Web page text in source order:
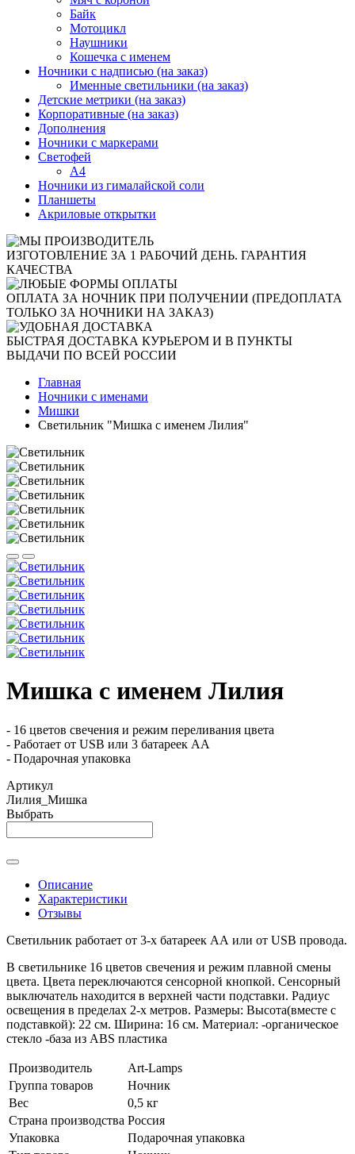
Байк
Мотоцикл
Наушники
Кошечка с именем
Ночники с надписью (на заказ)
Именные светильники (на заказ)
Детские метрики (на заказ)
Корпоративные (на заказ)
Дополнения
Ночники с маркерами
Светофей
А4
Ночники из гималайской соли
Планшеты
Акриловые открытки
ИЗГОТОВЛЕНИЕ ЗА 1 РАБОЧИЙ ДЕНЬ. ГАРАНТИЯ
КАЧЕСТВА
ОПЛАТА ЗА НОЧНИК ПРИ ПОЛУЧЕНИИ (ПРЕДОПЛАТА
ТОЛЬКО ЗА НОЧНИКИ НА ЗАКАЗ)
БЫСТРАЯ ДОСТАВКА КУРЬЕРОМ И В ПУНКТЫ
ВЫДАЧИ ПО ВСЕЙ РОССИИ
Главная
Ночники с именами
Мишки
Светильник "Мишка с именем Лилия"
Мишка с именем Лилия
- 16 цветов свечения и режим переливания цвета
- Работает от USB или 3 батареек АА
- Подарочная упаковка
Артикул
Лилия_Мишка
Выбрать
Описание
Характеристики
Отзывы
Светильник работает от 3-х батареек АА или от USB провода.
В светильнике 16 цветов свечения и режим плавной смены
цвета. Цвета переключаются сенсорной кнопкой. Сенсорный
выключатель находится в верхней части подставки. Радиус
освещения в пределах 2-х метров. Размеры: Высота(вместе с
подставкой): 22 см. Ширина: 16 см. Материал: -органическое
стекло -база из ABS пластика
Производитель
Art-Lamps
Группа товаров
Ночник
Вес
0,5 кг
Страна производства Россия
Упаковка
Подарочная упаковка